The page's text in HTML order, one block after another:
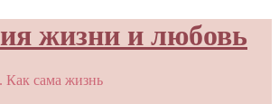
жизни и любовь
Как сама жизнь